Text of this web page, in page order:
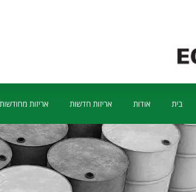
בית אודות אריזות חדשות אריזות מחודשות